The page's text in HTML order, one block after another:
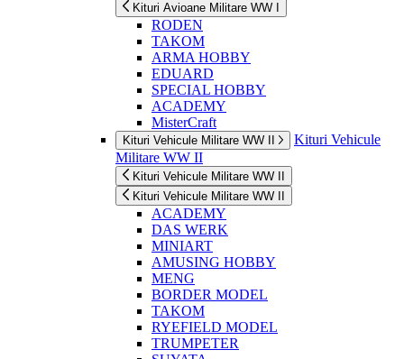
Kituri Avioane Militare WW I
RODEN
TAKOM
ARMA HOBBY
EDUARD
SPECIAL HOBBY
ACADEMY
MisterCraft
Kituri Vehicule Militare WW II
Kituri Vehicule
Militare WW II
Kituri Vehicule Militare WW II
Kituri Vehicule Militare WW II
ACADEMY
DAS WERK
MINIART
AMUSING HOBBY
MENG
BORDER MODEL
TAKOM
RYEFIELD MODEL
TRUMPETER